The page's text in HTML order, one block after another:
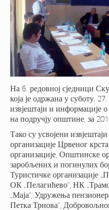
На 6. редовној сједници
која је одржана у суботу,
извјештаји и информације о
на подручју општине, за
Тако су усвојени
организације Црвеног
организације, Општинске
заробљених и погинулих
Туристичке организације
ОК „Пелагићево“, НК
„Маја“, Удружења
Петка Трнова“,